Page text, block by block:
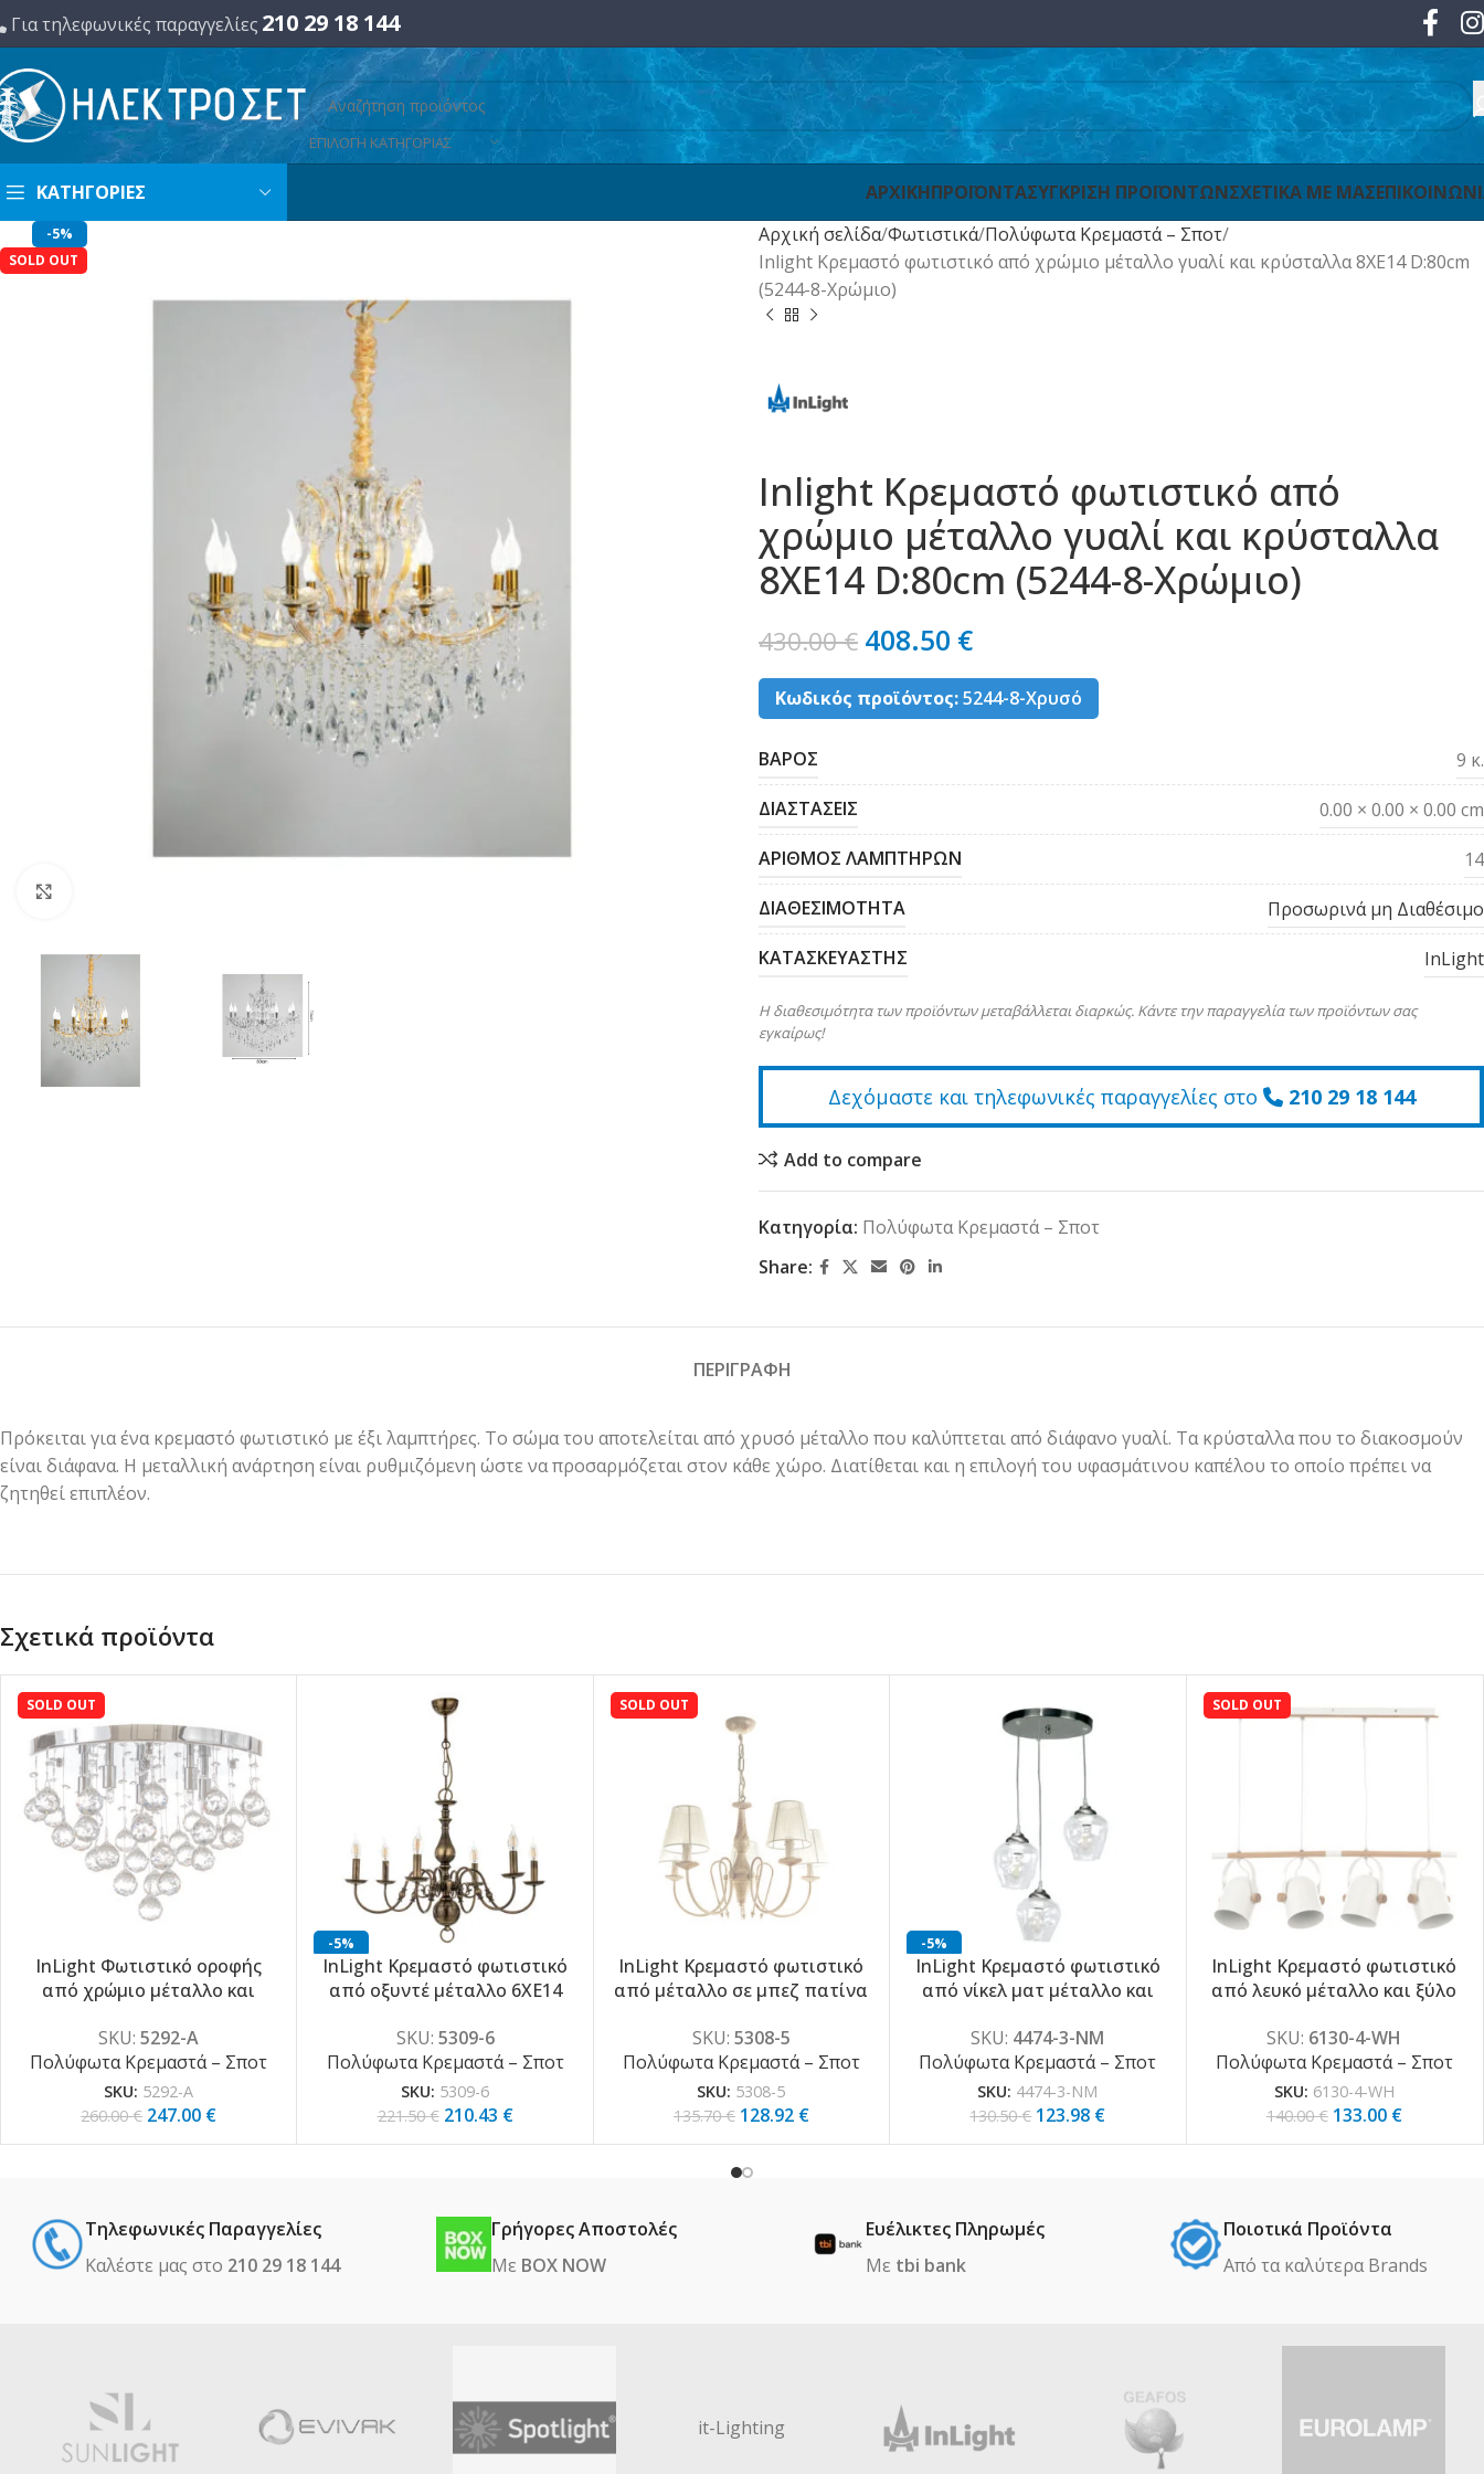
Για τηλεφωνικές παραγγελίες 210 29 18 144
ΕΠΙΛΟΓΗ ΚΑΤΗΓΟΡΙΑΣ
ΚΑΤΗΓΟΡΙΕΣ ΑΡΧΙΚΗΠΡΟΪΟΝΤΑΣΥΓΚΡΙΣΗ ΠΡΟΪΟΝΤΩΝΣΧΕΤΙΚΑ ΜΕ ΜΑΣ
-5%
SOLD OUT
Αρχική σελίδα Φωτιστικά Πολύφωτα Κρεμαστά – Σποτ
Inlight Κρεμαστό φωτιστικό από χρώμιο μέταλλο γυαλί και κρύσταλλα 8XE14 D:80cm
(5244-8-Χρώμιο)
Inlight Κρεμαστό φωτιστικό από
χρώμιο μέταλλο γυαλί και κρύσταλλα
8XE14 D:80cm (5244-8-Χρώμιο)
430.00€ 408.50 €
Κωδικός προϊόντος:5244-8-Χρυσό
ΒΑΡΟΣ 9 κ.
ΔΙΑΣΤΑΣΕΙΣ 0.00 × 0.00 × 0.00 cm
ΑΡΙΘΜΟΣ ΛΑΜΠΤΗΡΩΝ 14
ΔΙΑΘΕΣΙΜΟΤΗΤΑ Προσωρινά μη Διαθέσιμο
ΚΑΤΑΣΚΕΥΑΣΤΗΣ InLight
Η διαθεσιμότητα των προϊόντων μεταβάλλεται διαρκώς. Κάντε την παραγγελία των προϊόντων σας
εγκαίρως!
Δεχόμαστε και τηλεφωνικές παραγγελίες στο 210 29 18 144
Add to compare
Κατηγορία: Πολύφωτα Κρεμαστά – Σποτ
Share:
ΠΕΡΙΓΡΑΦΗ
Πρόκειται για ένα κρεμαστό φωτιστικό με έξι λαμπτήρες. Το σώμα του αποτελείται από χρυσό μέταλλο που καλύπτεται από διάφανο γυαλί. Τα κρύσταλλα που το διακοσμούν
είναι διάφανα. Η μεταλλική ανάρτηση είναι ρυθμιζόμενη ώστε να προσαρμόζεται στον κάθε χώρο. Διατίθεται και η επιλογή του υφασμάτινου καπέλου το οποίο πρέπει να
ζητηθεί επιπλέον.
Σχετικά προϊόντα
-5%
SOLD OUT
InLight Φωτιστικό οροφής
από χρώμιο μέταλλο και
D:50cm (5292-Α)
SKU:5292-Α
Πολύφωτα Κρεμαστά – Σποτ
SKU: 5292-Α
260.00€ 247.00 €
-5%
InLight Κρεμαστό φωτιστικό
από οξυντέ μέταλλο 6XE14
SKU: 5309-6
Πολύφωτα Κρεμαστά – Σποτ
SKU: 5309-6
221.50€ 210.43 €
-5%
SOLD OUT
InLight Κρεμαστό φωτιστικό
από μέταλλο σε μπεζ πατίνα
5XE14 D:60cm (5308-5)
SKU: 5308-5
Πολύφωτα Κρεμαστά – Σποτ
SKU: 5308-5
135.70€ 128.92 €
-5%
InLight Κρεμαστό φωτιστικό
από νίκελ ματ μέταλλο και
(4474-3-NM)
SKU: 4474-3-NM
Πολύφωτα Κρεμαστά – Σποτ
SKU: 4474-3-NM
130.50€ 123.98 €
-5%
SOLD OUT
InLight Κρεμαστό φωτιστικό
από λευκό μέταλλο και ξύλο
SKU: 6130-4-WH
Πολύφωτα Κρεμαστά – Σποτ
SKU: 6130-4-WH
140.00€ 133.00 €
Τηλεφωνικές Παραγγελίες
Καλέστε μας στο 210 29 18 144
Γρήγορες Αποστολές
Με BOX NOW
Ευέλικτες Πληρωμές
Με tbi bank
Ποιοτικά Προϊόντα
Από τα καλύτερα Βrands
it-Lighting